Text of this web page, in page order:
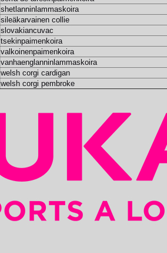
shetlanninlammaskoira
sileäkarvainen collie
slovakiancuvac
tsekinpaimenkoira
valkoinenpaimenkoira
vanhaenglanninlammaskoira
welsh corgi cardigan
welsh corgi pembroke